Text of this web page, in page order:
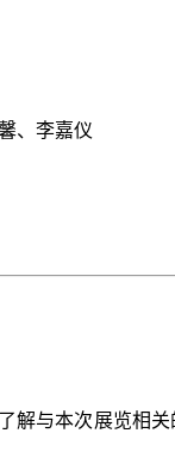
、李嘉仪
解与本次展览相